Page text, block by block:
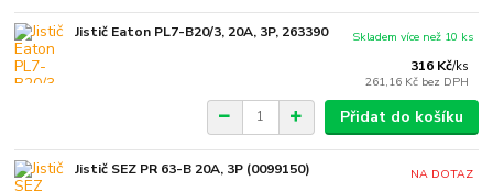
Jistič Eaton PL7-B20/3, 20A, 3P, 263390
316 Kč/ks
261,16 Kč bez DPH
Skladem více než 10 ks
Přidat do košíku
Jistič SEZ PR 63-B 20A, 3P (0099150)
NA DOTAZ